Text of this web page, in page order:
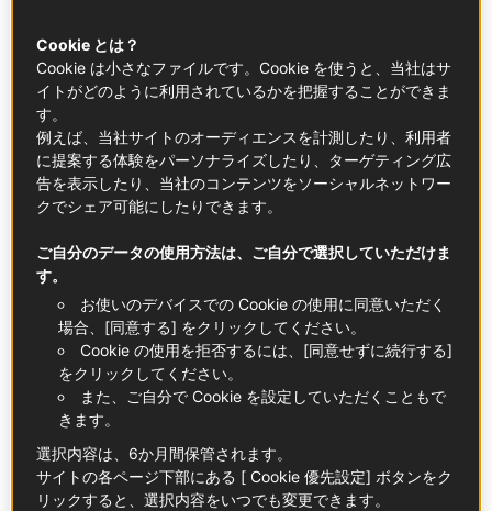
IGP モンベリアール産ソーセージ
詳しく知る
IGP ランド産 ラベル・ルージュ 平飼い鶏
詳しく知る
IGPドローム産白ニンニク AOP ロスコフ産 玉ねぎ
Cookie とは？
Cookie は小さなファイルです。Cookie を使うと、当社はサ
イトがどのように利用されているかを把握することができま
す。
例えば、当社サイトのオーディエンスを計測したり、利用者
に提案する体験をパーソナライズしたり、ターゲティング広
告を表示したり、当社のコンテンツをソーシャルネットワー
クでシェア可能にしたりできます。
ご自分のデータの使用方法は、ご自分で選択していただけま
す。
お使いのデバイスでの Cookie の使用に同意いただく
場合、[同意する] をクリックしてください。
Cookie の使用を拒否するには、[同意せずに続行する]
をクリックしてください。
また、ご自分で Cookie を設定していただくこともで
きます。
選択内容は、6か月間保管されます。
サイトの各ページ下部にある [ Cookie 優先設定] ボタンをク
リックすると、選択内容をいつでも変更できます。